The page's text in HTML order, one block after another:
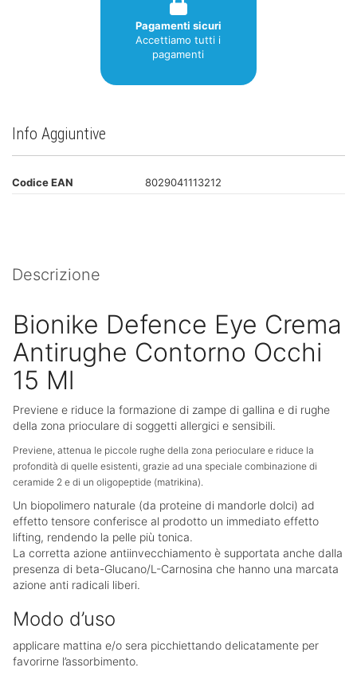
Pagamenti sicuri
Accettiamo tutti i
pagamenti
Info Aggiuntive
Codice EAN 8029041113212
Descrizione
Bionike Defence Eye Crema
Antirughe Contorno Occhi
15 Ml
Previene e riduce la formazione di zampe di gallina e di rughe
della zona prioculare di soggetti allergici e sensibili.
Previene, attenua le piccole rughe della zona perioculare e riduce la
profondità di quelle esistenti, grazie ad una speciale combinazione di
ceramide 2 e di un oligopeptide (matrikina).
Un biopolimero naturale (da proteine di mandorle dolci) ad
effetto tensore conferisce al prodotto un immediato effetto
lifting, rendendo la pelle più tonica.
La corretta azione antiinvecchiamento è supportata anche dalla
presenza di beta-Glucano/L-Carnosina che hanno una marcata
azione anti radicali liberi.
Modo d’uso
applicare mattina e/o sera picchiettando delicatamente per
favorirne l’assorbimento.